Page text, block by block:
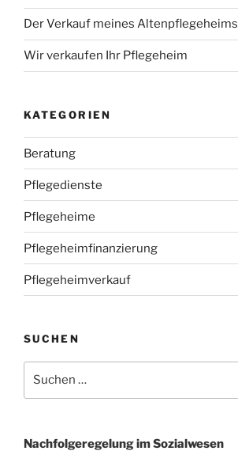
Der Verkauf meines Altenpflegeheims
Wir verkaufen Ihr Pflegeheim
KATEGORIEN
Beratung
Pflegedienste
Pflegeheime
Pflegeheimfinanzierung
Pflegeheimverkauf
SUCHEN
nach:
Nachfolgeregelung im Sozialwesen